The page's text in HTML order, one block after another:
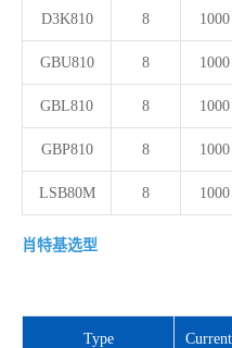
D3K810 8 1000
GBU810 8 1000
GBL810 8 1000
GBP810 8 1000
LSB80M 8 1000
肖特基选型
Type Current